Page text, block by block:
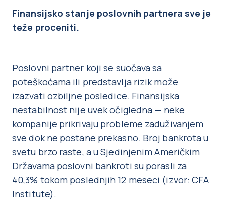
Finansijsko stanje poslovnih partnera sve je
teže proceniti.
Poslovni partner koji se suočava sa
poteškoćama ili predstavlja rizik može
izazvati ozbiljne posledice. Finansijska
nestabilnost nije uvek očigledna — neke
kompanije prikrivaju probleme zaduživanjem
sve dok ne postane prekasno. Broj bankrota u
svetu brzo raste, a u Sjedinjenim Američkim
Državama poslovni bankroti su porasli za
40,3% tokom poslednjih 12 meseci (izvor: CFA
Institute).